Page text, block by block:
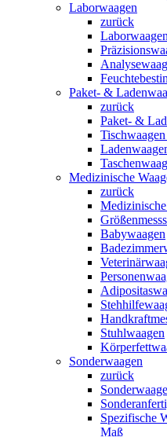
Laborwaagen
zurück
Laborwaagen
Paket- &
zurück
Paket- &
Medizinische
zurück
Babywaagen
Stuhlwaagen
Sonderwaagen
zurück
Spezifische
Maß